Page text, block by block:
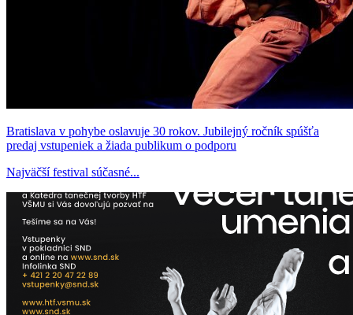
Bratislava v pohybe oslavuje 30 rokov. Jubilejný ročník spúšťa
predaj vstupeniek a žiada publikum o podporu
Najväčší festival súčasné...